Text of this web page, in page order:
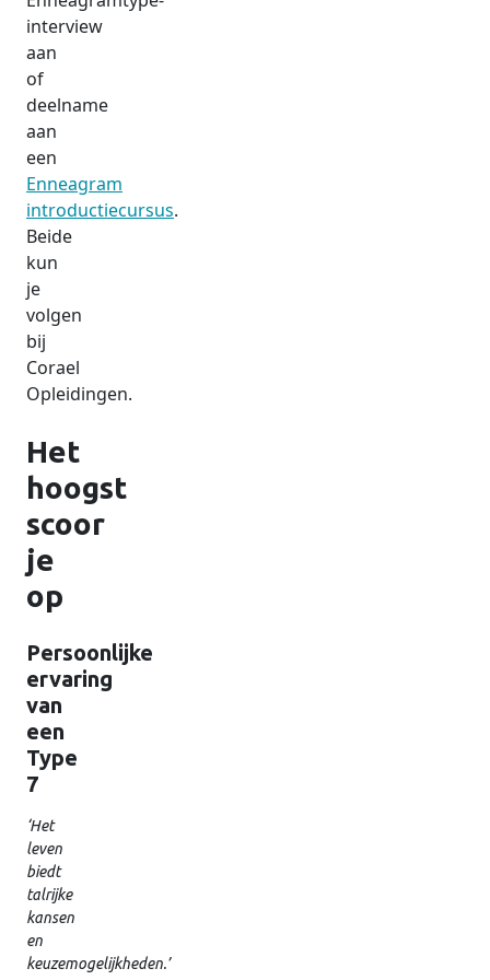
interview
aan
of
deelname
aan
een
Enneagram
introductiecursus.
Beide
kun
je
volgen
bij
Corael
Opleidingen.
Het
hoogst
scoor
je
op
Persoonlijke
ervaring
van
een
Type
7
‘Het
leven
biedt
talrijke
kansen
en
keuzemogelijkheden.’